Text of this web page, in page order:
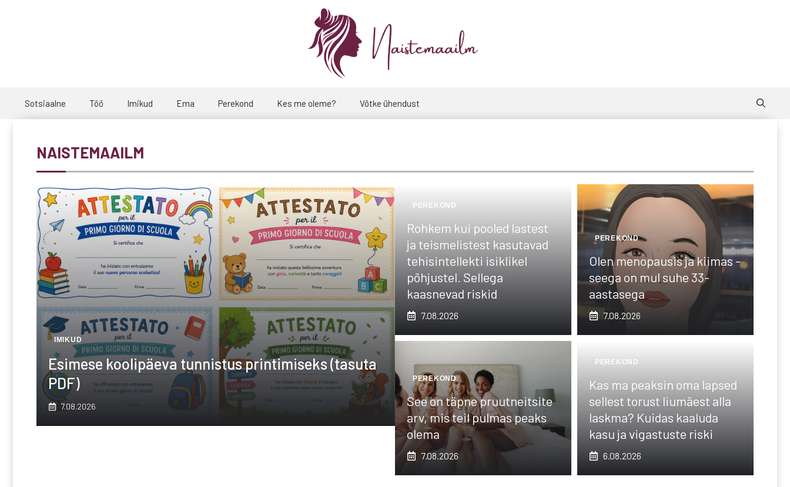
Sotsiaalne Töö Imikud Ema Perekond Kes me oleme? Võtke ühendust
NAISTEMAAILM
IMIKUD
Esimese koolipäeva tunnistus printimiseks (tasuta
PDF)
7.08.2026
PEREKOND
Rohkem kui pooled lastest
ja teismelistest kasutavad
tehisintellekti isiklikel
põhjustel. Sellega
kaasnevad riskid
7.08.2026
PEREKOND
Olen menopausis ja kiimas –
seega on mul suhe 33-
aastasega
7.08.2026
PEREKOND
See on täpne pruutneitsite
arv, mis teil pulmas peaks
olema
7.08.2026
PEREKOND
Kas ma peaksin oma lapsed
sellest torust liumäest alla
laskma? Kuidas kaaluda
kasu ja vigastuste riski
6.08.2026